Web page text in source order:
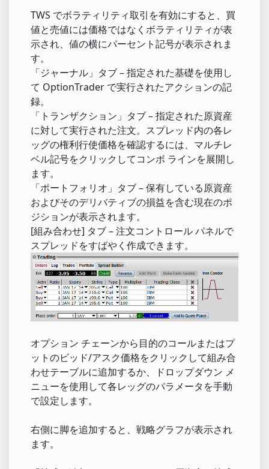
TWS でボラティリティ取引を有効にすると、買
値と売値には価格ではなくボラティリティが表
示され、値の横にパーセント記号が表示されま
す。
「ジャーナル」タブ – 指定された基礎を使用し
て OptionTrader で実行されたアクションの記
録。
「トランザクション」タブ – 指定された原資産
に対して実行された注文。スプレッド内の各レ
ッグの権利行使価格を確認するには、マルチレ
ベル記号をクリックしてコンボ ラインを展開し
ます。
「ポートフォリオ」タブ – 保有している原資産
およびそのデリバティブの損益を含む現在のポ
ジションが表示されます。
[組み合わせ] タブ – 注文コントロール パネルで
スプレッドをすばやく作成できます。
オプション チェーンから目的のコールまたはプ
ットのビッド/アスク価格をクリックして組み合
わせテーブルに追加するか、ドロップダウン メ
ニューを使用して各レッグのパラメータを手動
で設定します。
右側に脚を追加すると、戦略グラフが表示され
ます。